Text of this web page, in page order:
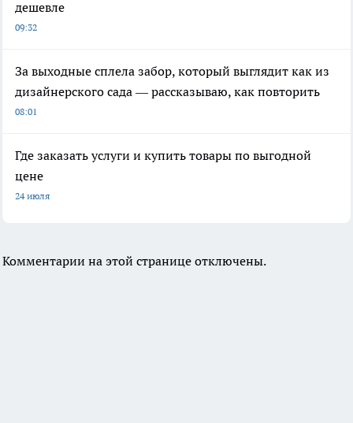
дешевле
09:32
За выходные сплела забор, который выглядит как из
дизайнерского сада — рассказываю, как повторить
08:01
Где заказать услуги и купить товары по выгодной
цене
24 июля
Комментарии на этой странице отключены.